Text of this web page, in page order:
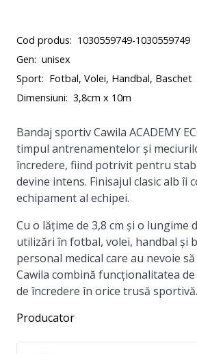
Cod produs: 1030559749-1030559749
Gen: unisex
Sport: Fotbal, Volei, Handbal, Baschet
Dimensiuni: 3,8cm x 10m
Bandaj sportiv Cawila ACADEMY
timpul antrenamentelor și
încredere, fiind potrivit pentru
devine intens. Finisajul clasic alb
echipament al echipei.
Cu o lățime de 3,8 cm și o
utilizări în fotbal, volei, handbal și
personal medical care au nevoie
Cawila combină funcționalitatea
de încredere în orice trusă sportivă.
Producator